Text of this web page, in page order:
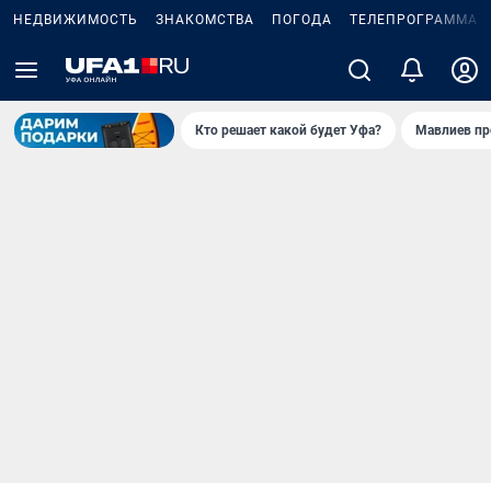
НЕДВИЖИМОСТЬ ЗНАКОМСТВА ПОГОДА ТЕЛЕПРОГРАММА
Кто решает какой будет Уфа? Мавлиев